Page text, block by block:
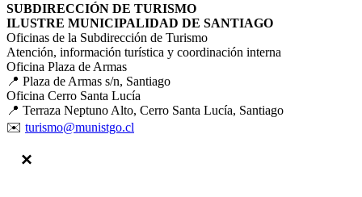
SUBDIRECCIÓN DE TURISMO
ILUSTRE MUNICIPALIDAD DE SANTIAGO
Oficinas de la Subdirección de Turismo
Atención, información turística y coordinación interna
Oficina Plaza de Armas
📍 Plaza de Armas s/n, Santiago
Oficina Cerro Santa Lucía
📍 Terraza Neptuno Alto, Cerro Santa Lucía, Santiago
✉️ turismo@munistgo.cl